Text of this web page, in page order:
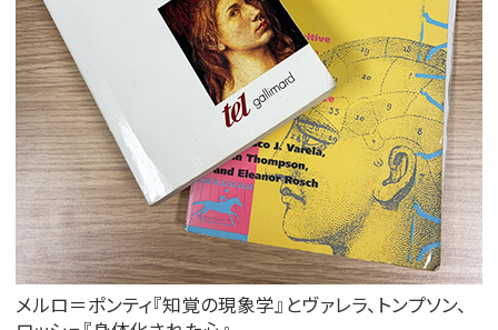
メルロ＝ポンティ『知覚の現象学』とヴァレラ、トンプソン、